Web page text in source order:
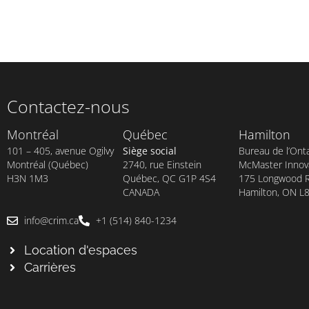
Contactez-nous
Montréal
101 – 405, avenue Ogilvy
Montréal (Québec)
H3N 1M3
Québec
Siège social
2740, rue Einstein
Québec, QC G1P 4S4
CANADA
Hamilton
Bureau de
McMaster
175 Longwood
Hamilton, ON
info@crim.ca +1 (514) 840-1234
Location d'espaces
Carrières